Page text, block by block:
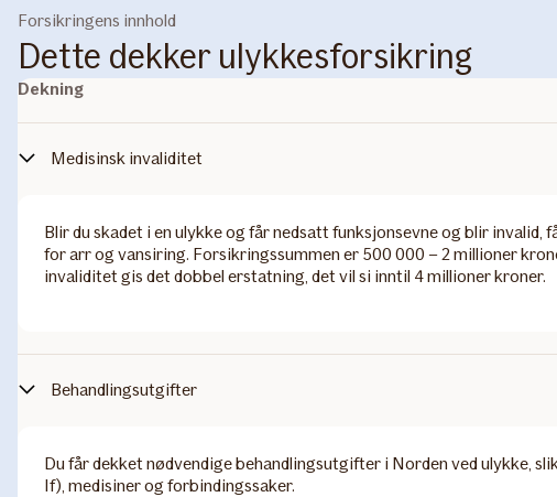
Forsikringens innhold
Dette dekker ulykkesforsikring
Dekning
Medisinsk invaliditet
Blir du skadet i en ulykke og får nedsatt funksjonsevne og blir
for arr og vansiring. Forsikringssummen er 500 000 – 2 millioner
invaliditet gis det dobbel erstatning, det vil si inntil 4 millioner kroner.
Behandlingsutgifter
Du får dekket nødvendige behandlingsutgifter i Norden ved ulykke,
If), medisiner og forbindingssaker.